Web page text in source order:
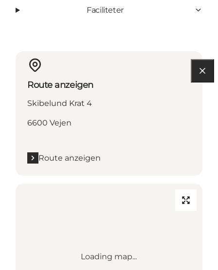
Faciliteter
Route anzeigen
Skibelund Krat 4
6600 Vejen
Route anzeigen
Loading map...